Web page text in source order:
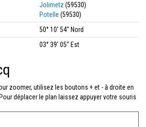
Jolimetz (59530)
Potelle (59530)
50° 10' 54'' Nord
03° 39' 05'' Est
zoomer, utilisez les boutons + et - à droite en
déplacer le plan laissez appuyer votre souris